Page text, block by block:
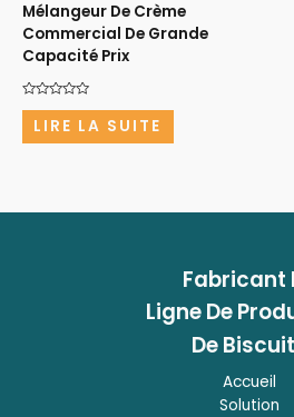
Mélangeur De Crème
Commercial De Grande
Capacité Prix
Note
sur
5
LIRE LA SUITE
Fabricant
Ligne De
De
Accueil
Solution